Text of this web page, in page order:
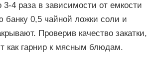
4 раза в зависимости от емкости
банку 0,5 чайной ложки соли и
Проверив качество закатки,
как гарнир к мясным блюдам.